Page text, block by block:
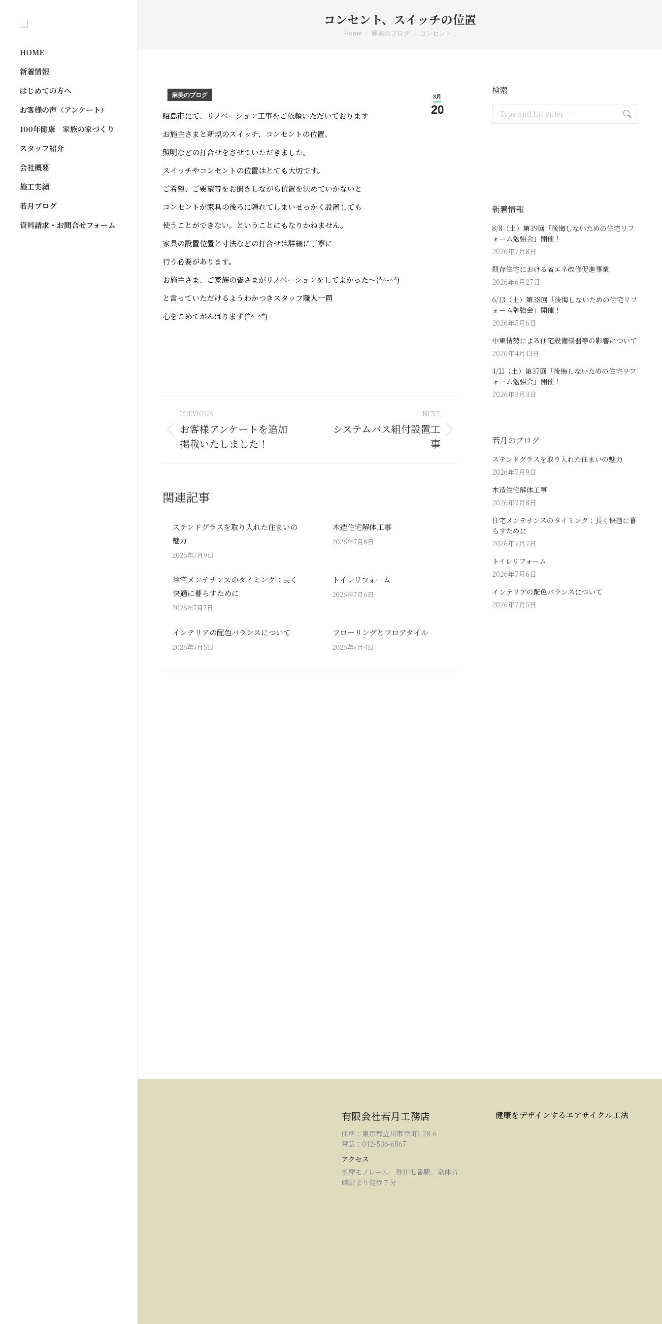
HOME
新着情報
はじめての方へ
お客様の声（アンケート）
100年健康 家族の家づくり
スタッフ紹介
会社概要
施工実績
若月ブログ
資料請求・お問合せフォーム
コンセント、スイッチの位置
You are here:
Home 麻美のブログ コンセント…
3月
20
麻美のブログ
昭島市にて、リノベーション工事をご依頼いただいております
お施主さまと新規のスイッチ、コンセントの位置、
照明などの打合せをさせていただきました。
スイッチやコンセントの位置はとても大切です。
ご希望、ご要望等をお聞きしながら位置を決めていかないと
コンセントが家具の後ろに隠れてしまいせっかく設置しても
使うことができない。ということにもなりかねません。
家具の設置位置と寸法などの打合せは詳細に丁寧に
行う必要があります。
お施主さま、ご家族の皆さまがリノベーションをしてよかった～(*^-^*)
と言っていただけるようわかつきスタッフ職人一同
心をこめてがんばります(*^-^*)
Post
navigation
PREVIOUS
Previous
post:
お客様アンケートを追加
掲載いたしました！
NEXT
Nextシステムバス組付設置工
事
関連記事
ステンドグラスを取り入れた住まいの
魅力
2026年7月9日
木造住宅解体工事
2026年7月8日
住宅メンテナンスのタイミング：長く
快適に暮らすために
2026年7月7日
トイレリフォーム
2026年7月6日
インテリアの配色バランスについて
2026年7月5日
フローリングとフロアタイル
2026年7月4日
検索
新着情報
8/8（土）第39回「後悔しないための住宅リフ
ォーム勉強会」開催！
2026年7月8日
既存住宅における省エネ改修促進事業
2026年6月27日
6/13（土）第38回「後悔しないための住宅リフ
ォーム勉強会」開催！
2026年5月6日
中東情勢による住宅設備機器等の影響について
2026年4月13日
4/11（土）第37回「後悔しないための住宅リフ
ォーム勉強会」開催！
2026年3月3日
若月のブログ
ステンドグラスを取り入れた住まいの魅力
2026年7月9日
木造住宅解体工事
2026年7月8日
住宅メンテナンスのタイミング：長く快適に暮
らすために
2026年7月7日
トイレリフォーム
2026年7月6日
インテリアの配色バランスについて
2026年7月5日
有限会社若月工務店
住所：東京都立川市幸町1-28-6
電話：042-536-6867
アクセス
多摩モノレール 砂川七番駅、泉体育
館駅より徒歩７分
健康をデザインするエアサイクル工法